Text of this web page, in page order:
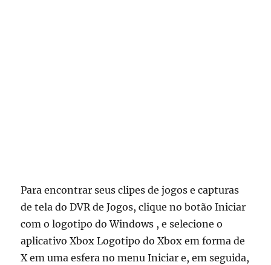
Para encontrar seus clipes de jogos e capturas
de tela do DVR de Jogos, clique no botão Iniciar
com o logotipo do Windows , e selecione o
aplicativo Xbox Logotipo do Xbox em forma de
X em uma esfera no menu Iniciar e, em seguida,